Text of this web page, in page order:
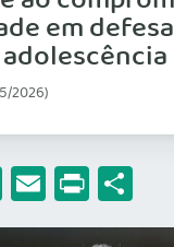
em
2026)
LinkedIn
Email
Print